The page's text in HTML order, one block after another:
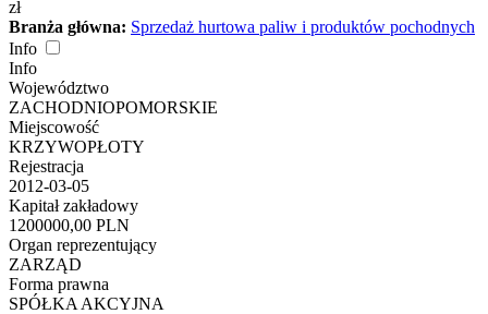
zł
Branża główna: Sprzedaż hurtowa paliw i produktów pochodnych
Info
Info
Województwo
ZACHODNIOPOMORSKIE
Miejscowość
KRZYWOPŁOTY
Rejestracja
2012-03-05
Kapitał zakładowy
1200000,00 PLN
Organ reprezentujący
ZARZĄD
Forma prawna
SPÓŁKA AKCYJNA